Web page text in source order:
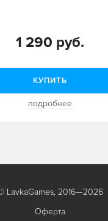
1 290 руб.
КУПИТЬ
подробнее
LavkaGames, 2016—2026
Оферта